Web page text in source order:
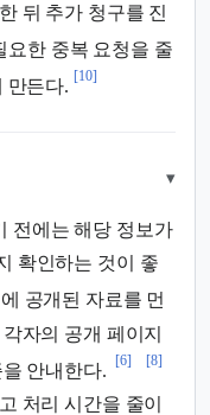
뒤 추가 청구를 진
요한 중복 요청을 줄
만든다.
[10]
▾
전에는 해당 정보가
확인하는 것이 좋
공개된 자료를 먼
자의 공개 페이지
안내한다.
[6] [8]
처리 시간을 줄이